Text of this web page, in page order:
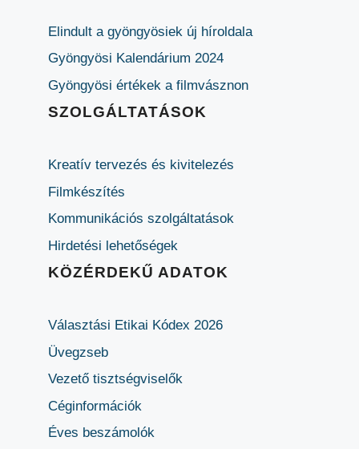
Elindult a gyöngyösiek új híroldala
Gyöngyösi Kalendárium 2024
Gyöngyösi értékek a filmvásznon
SZOLGÁLTATÁSOK
Kreatív tervezés és kivitelezés
Filmkészítés
Kommunikációs szolgáltatások
Hirdetési lehetőségek
KÖZÉRDEKŰ ADATOK
Választási Etikai Kódex 2026
Üvegzseb
Vezető tisztségviselők
Céginformációk
Éves beszámolók